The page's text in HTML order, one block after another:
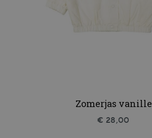
Zomerjas vanille
€ 28,00